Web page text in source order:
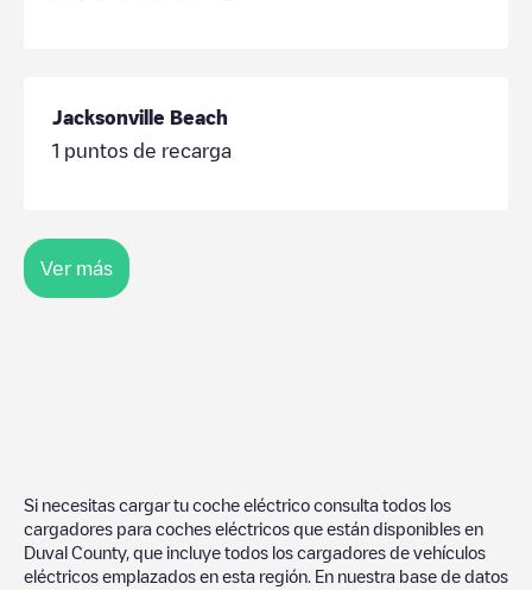
Jacksonville Beach
1 puntos de recarga
Ver más
Si necesitas cargar tu coche eléctrico consulta todos los
cargadores para coches eléctricos que están disponibles en
Duval County, que incluye todos los cargadores de vehículos
eléctricos emplazados en esta región. En nuestra base de datos